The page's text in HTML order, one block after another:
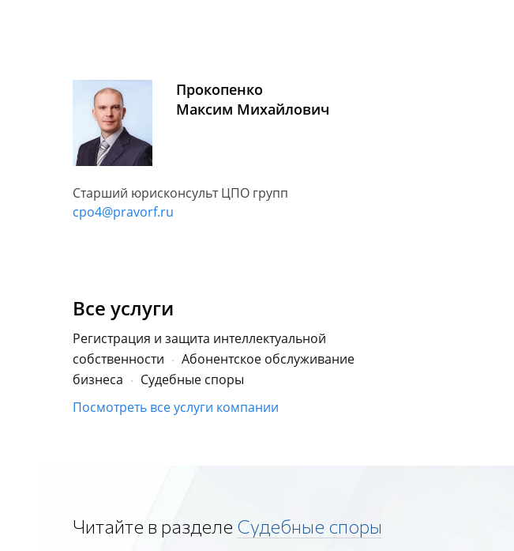
Прокопенко
Максим Михайлович
Старший юрисконсульт ЦПО групп
cpo4@pravorf.ru
Все услуги
Регистрация и защита интеллектуальной
собственности
Абонентское обслуживание
бизнеса
Судебные споры
Посмотреть все услуги компании
Читайте в разделе Судебные споры